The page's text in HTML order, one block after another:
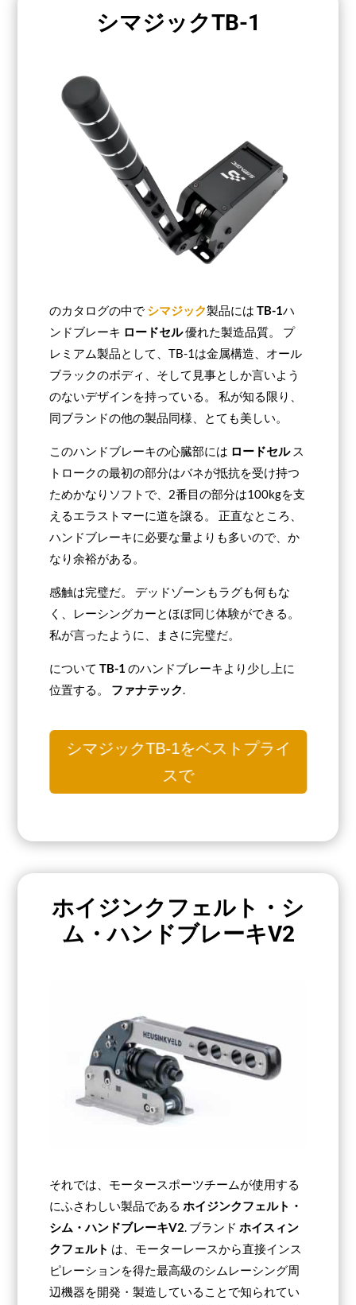
シマジックTB-1
のカタログの中で シマジック製品にはTB-1ハ
ンドブレーキ ロードセル優れた製造品質。 プ
レミアム製品として、TB-1は金属構造、オール
ブラックのボディ、そして見事としか言いよう
のないデザインを持っている。 私が知る限り、
同ブランドの他の製品同様、とても美しい。
このハンドブレーキの心臓部には ロードセルス
トロークの最初の部分はバネが抵抗を受け持つ
ためかなりソフトで、2番目の部分は100kgを支
えるエラストマーに道を譲る。 正直なところ、
ハンドブレーキに必要な量よりも多いので、か
なり余裕がある。
感触は完璧だ。 デッドゾーンもラグも何もな
く、レーシングカーとほぼ同じ体験ができる。
私が言ったように、まさに完璧だ。
についてTB-1のハンドブレーキより少し上に
位置する。 ファナテック.
シマジックTB-1をベストプライ
スで
ホイジンクフェルト・シ
ム・ハンドブレーキV2
それでは、モータースポーツチームが使用する
にふさわしい製品であるホイジンクフェルト・
シム・ハンドブレーキV2. ブランドホイスィン
クフェルト は、モーターレースから直接インス
ピレーションを得た最高級のシムレーシング周
辺機器を開発・製造していることで知られてい